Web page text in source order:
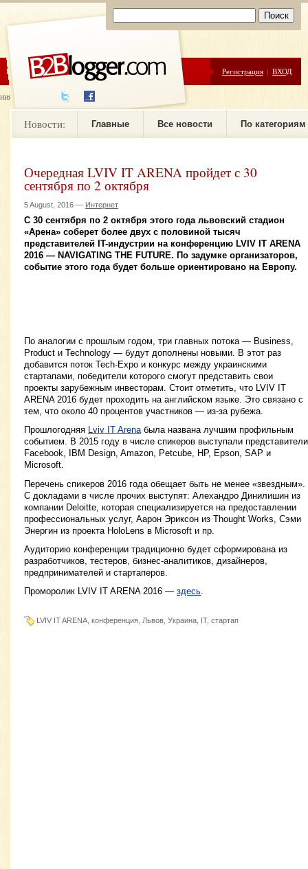
ЦЕНЫ ПОМОЩЬ Регистрация | ВХОД
новостей
Новости: Главные Все новости По категориям
Очередная LVIV IT ARENA пройдет с 30
сентября по 2 октября
5 August, 2016 — Интернет
С 30 сентября по 2 октября этого года львовский стадион
«Арена» соберет более двух с половиной тысяч
представителей IT-индустрии на конференцию LVIV IT ARENA
2016 — NAVIGATING THE FUTURE. По задумке организаторов,
событие этого года будет больше ориентировано на Европу.
По аналогии с прошлым годом, три главных потока — Business,
Product и Technology — будут дополнены новыми. В этот раз
добавится поток Tech-Expo и конкурс между украинскими
стартапами, победители которого смогут представить свои
проекты зарубежным инвесторам. Стоит отметить, что LVIV IT
ARENA 2016 будет проходить на английском языке. Это связано с
тем, что около 40 процентов участников — из-за рубежа.
Прошлогодняя Lviv IT Arenaбыла названа лучшим профильным
событием. В 2015 году в числе спикеров выступали представители
Facebook, IBM Design, Amazon, Petcube, HP, Epson, SAP и
Microsoft.
Перечень спикеров 2016 года обещает быть не менее «звездным».
С докладами в числе прочих выступят: Алехандро Динилишин из
компании Deloitte, которая специализируется на предоставлении
профессиональных услуг, Аарон Эриксон из Thought Works, Сэми
Энергин из проекта HoloLens в Microsoft и пр.
Аудиторию конференции традиционно будет сформирована из
разработчиков, тестеров, бизнес-аналитиков, дизайнеров,
предпринимателей и стартаперов.
Проморолик LVIV IT ARENA 2016 — здесь.
LVIV IT ARENA, конференция, Львов, Украина, IT, стартап